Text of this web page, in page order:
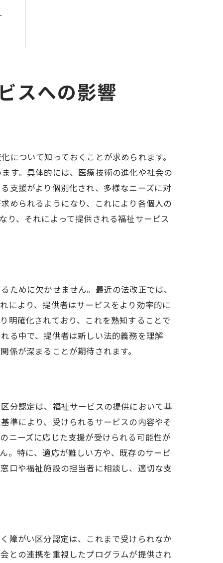
スへの影響
ついて知っておくことが求められます。
す。具体的には、医療技術の進化や社会の
支援がより個別化され、多様なニーズに対
められるようになり、これにより各個人の
り、それによって提供される福祉サービス
ために欠かせません。最近の法改正では、
により、提供者はサービスをより効率的に
明確化されており、これを熟知することで
る中で、提供者は新しい法的義務を理解
が深まることが期待されます。
分認定は、福祉サービスの提供において基
準により、受けられるサービスの内容やそ
ニーズに応じた支援が受けられる可能性が
。特に、適応が難しい方や、既存のサービ
口や福祉施設の担当者に相談し、適切な支
障がい区分認定は、これまで受けられなか
との連携を重視したプログラムが提供され